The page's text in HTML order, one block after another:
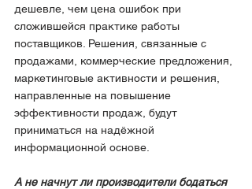
дешевле, чем цена ошибок при
сложившейся практике работы
поставщиков. Решения, связанные с
продажами, коммерческие предложения,
маркетинговые активности и решения,
направленные на повышение
эффективности продаж, будут
приниматься на надёжной
информационной основе.
А не начнут ли производители бодаться